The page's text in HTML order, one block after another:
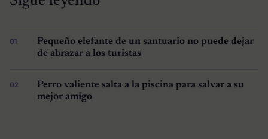
Pequeño elefante de un santuario no puede dejar
de abrazar a los turistas
Perro valiente salta a la piscina para salvar a su
mejor amigo